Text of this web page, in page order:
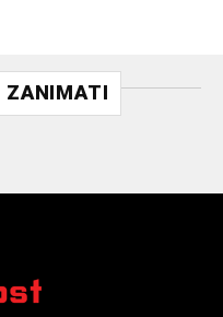
ZANIMATI